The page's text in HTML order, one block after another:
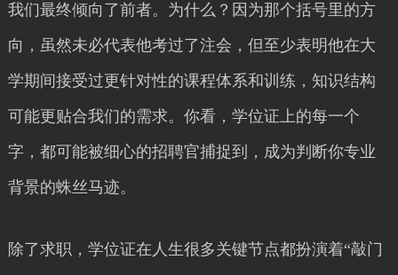
我们最终倾向了前者。为什么？因为那个括号里的方
向，虽然未必代表他考过了注会，但至少表明他在大
学期间接受过更针对性的课程体系和训练，知识结构
可能更贴合我们的需求。你看，学位证上的每一个
字，都可能被细心的招聘官捕捉到，成为判断你专业
背景的蛛丝马迹。
除了求职，学位证在人生很多关键节点都扮演着“敲门